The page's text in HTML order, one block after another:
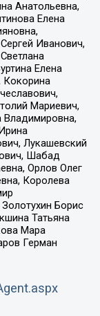
Анатольевна,
Елена
Иванович,
Елена
Кокорина
Мариевич,
Лукашевский
Шабад
Орлов Олег
Королева
Борис
Татьяна
Мара
Герман